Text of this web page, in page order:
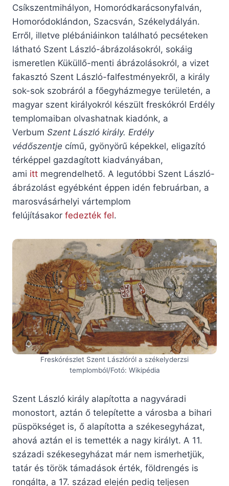
Csíkszentmihályon, Homoródkarácsonyfalván,
Homoródoklándon, Szacsván, Székelydályán.
Erről, illetve plébániáinkon található pecséteken
látható Szent László-ábrázolásokról, sokáig
ismeretlen Küküllő-menti ábrázolásokról, a vizet
fakasztó Szent László-falfestményekről, a király
sok-sok szobráról a főegyházmegye területén, a
magyar szent királyokról készült freskókról Erdély
templomaiban olvashatnak kiadónk, a
Verbum Szent László király. Erdély
védőszentje című, gyönyörű képekkel, eligazító
térképpel gazdagított kiadványában,
ami itt megrendelhető. A legutóbbi Szent László-
ábrázolást egyébként éppen idén februárban, a
marosvásárhelyi vártemplom
felújításakor fedezték fel.
Freskórészlet Szent Lászlóról a székelyderzsi
templomból/Fotó: Wikipédia
Szent László király alapította a nagyváradi
monostort, aztán ő telepítette a városba a bihari
püspökséget is, ő alapította a székesegyházat,
ahová aztán el is temették a nagy királyt. A 11.
századi székesegyházat már nem ismerhetjük,
tatár és török támadások érték, földrengés is
rongálta, a 17. század elején pedig teljesen